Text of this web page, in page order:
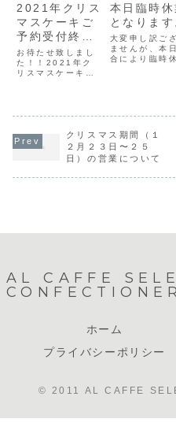
2021年クリス
マスケーキご
予約受付終了
致しました
お待たせ致しまし
た！！2021年ク
リスマスケーキの
キ」「チョコレー
ョートケーキ」
「チョコレートケ
ーキ」の３種類！
今年も当店が腕に
よりをかけてお作
本日臨時休
となります
大変申し訳ご
ませんが、本
合により臨時
願い致します。
クリスマス期間（１
２月２３日〜２５
日）の営業について
AL CAFFE
ホーム
プライバシーポリシー
© 2011 AL CAFFE